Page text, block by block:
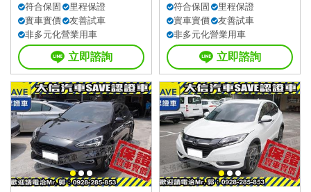
符合保固
里程保證
實車實價
友善試車
非多元化營業用車
立即諮詢
符合保固
里程保證
實車實價
友善試車
非多元化營業用車
立即諮詢